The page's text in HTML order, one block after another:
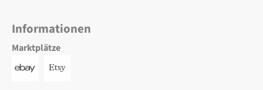
Informationen
Marktplätze